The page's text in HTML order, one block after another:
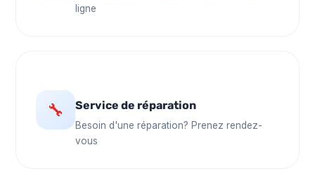
ligne
🔧 Service de réparation
Besoin d'une réparation? Prenez rendez-
vous